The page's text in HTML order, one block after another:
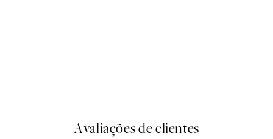
Avaliações de clientes